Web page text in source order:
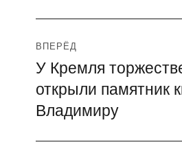
ВПЕРЁД
Следующая
запись:
У Кремля
открыли памятник
Владимиру